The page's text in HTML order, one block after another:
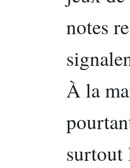
notes
À la
surtout